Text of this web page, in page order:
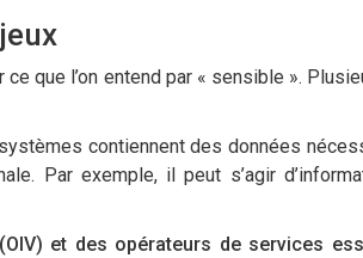
que l’on entend par « sensible ».
contiennent des données
Par exemple, il peut s’agir
et des opérateurs de services